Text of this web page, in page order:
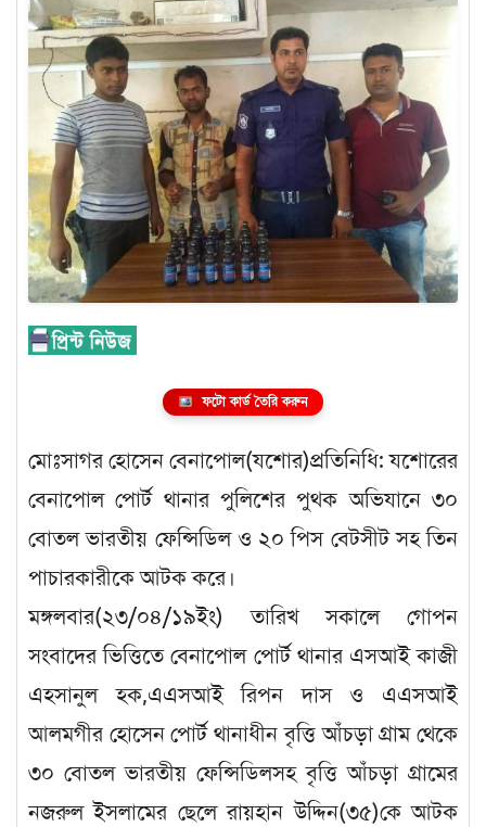
ফটো কার্ড তৈরি করুন
মোঃসাগর হোসেন বেনাপোল(যশোর)প্রতিনিধি: যশোরের
বেনাপোল পোর্ট থানার পুলিশের পুথক অভিযানে ৩০
বোতল ভারতীয় ফেন্সিডিল ও ২০ পিস বেটসীট সহ তিন
পাচারকারীকে আটক করে।
মঙ্গলবার(২৩/০৪/১৯ইং) তারিখ সকালে গোপন
সংবাদের ভিত্তিতে বেনাপোল পোর্ট থানার এসআই কাজী
এহসানুল হক,এএসআই রিপন দাস ও এএসআই
আলমগীর হোসেন পোর্ট থানাধীন বৃত্তি আঁচড়া গ্রাম থেকে
৩০ বোতল ভারতীয় ফেন্সিডিলসহ বৃত্তি আঁচড়া গ্রামের
নজরুল ইসলামের ছেলে রায়হান উদ্দিন(৩৫)কে আটক